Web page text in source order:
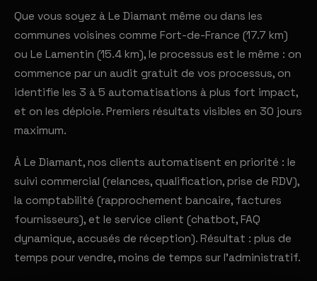
Que vous soyez à Le Diamant même ou dans les
communes voisines comme Fort-de-France (17.7 km)
ou Le Lamentin (15.4 km), le processus est le même : on
commence par un audit gratuit de vos processus, on
identifie les 3 à 5 automatisations à plus fort impact,
et on les déploie. Premiers résultats visibles en 30 jours
maximum.
À Le Diamant, nos clients automatisent en priorité : le
suivi commercial (relances, qualification, prise de RDV),
la comptabilité (rapprochement bancaire, factures
fournisseurs), et le service client (chatbot, FAQ
dynamique, accusés de réception). Résultat : plus de
temps pour vendre, moins de temps sur l'administratif.